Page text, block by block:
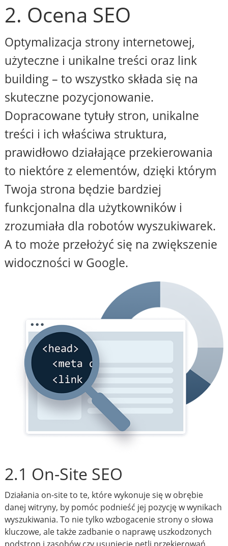
2. Ocena SEO
Optymalizacja strony internetowej,
użyteczne i unikalne treści oraz link
building – to wszystko składa się na
skuteczne pozycjonowanie.
Dopracowane tytuły stron, unikalne
treści i ich właściwa struktura,
prawidłowo działające przekierowania
to niektóre z elementów, dzięki którym
Twoja strona będzie bardziej
funkcjonalna dla użytkowników i
zrozumiała dla robotów wyszukiwarek.
A to może przełożyć się na zwiększenie
widoczności w Google.
2.1 On-Site SEO
Działania on-site to te, które wykonuje się w obrębie
danej witryny, by pomóc podnieść jej pozycję w wynikach
wyszukiwania. To nie tylko wzbogacenie strony o słowa
kluczowe, ale także zadbanie o naprawę uszkodzonych
podstron i zasobów czy usunięcie pętli przekierowań.